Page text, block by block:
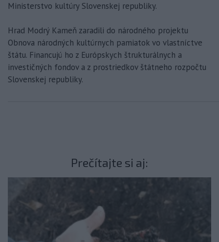
Ministerstvo kultúry Slovenskej republiky.
Hrad Modrý Kameň zaradili do národného projektu
Obnova národných kultúrnych pamiatok vo vlastníctve
štátu. Financujú ho z Európskych štrukturálnych a
investičných fondov a z prostriedkov štátneho rozpočtu
Slovenskej republiky.
Prečítajte si aj: